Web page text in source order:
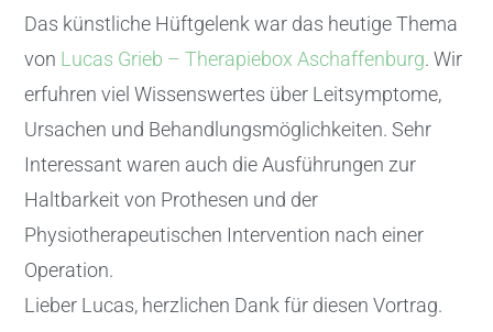
Das künstliche Hüftgelenk war das heutige Thema
von Lucas Grieb – Therapiebox Aschaffenburg. Wir
erfuhren viel Wissenswertes über Leitsymptome,
Ursachen und Behandlungsmöglichkeiten. Sehr
Interessant waren auch die Ausführungen zur
Haltbarkeit von Prothesen und der
Physiotherapeutischen Intervention nach einer
Operation.
Lieber Lucas, herzlichen Dank für diesen Vortrag.